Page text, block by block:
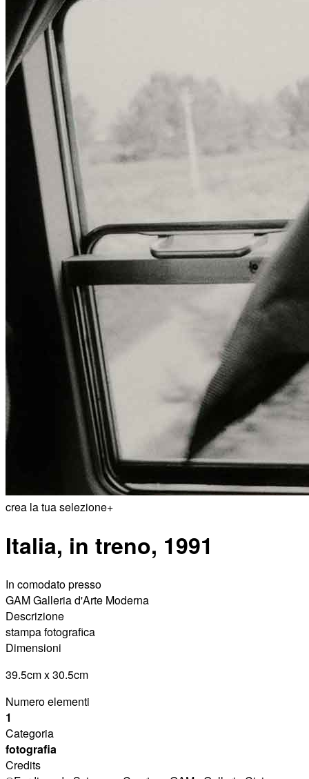
Menu Menu
ITA
crea la tua selezione+
Italia, in treno, 1991
In comodato presso
GAM Galleria d'Arte Moderna
Descrizione
stampa fotografica
Dimensioni
39.5cm x 30.5cm
Numero elementi
1
Categoria
fotografia
Credits